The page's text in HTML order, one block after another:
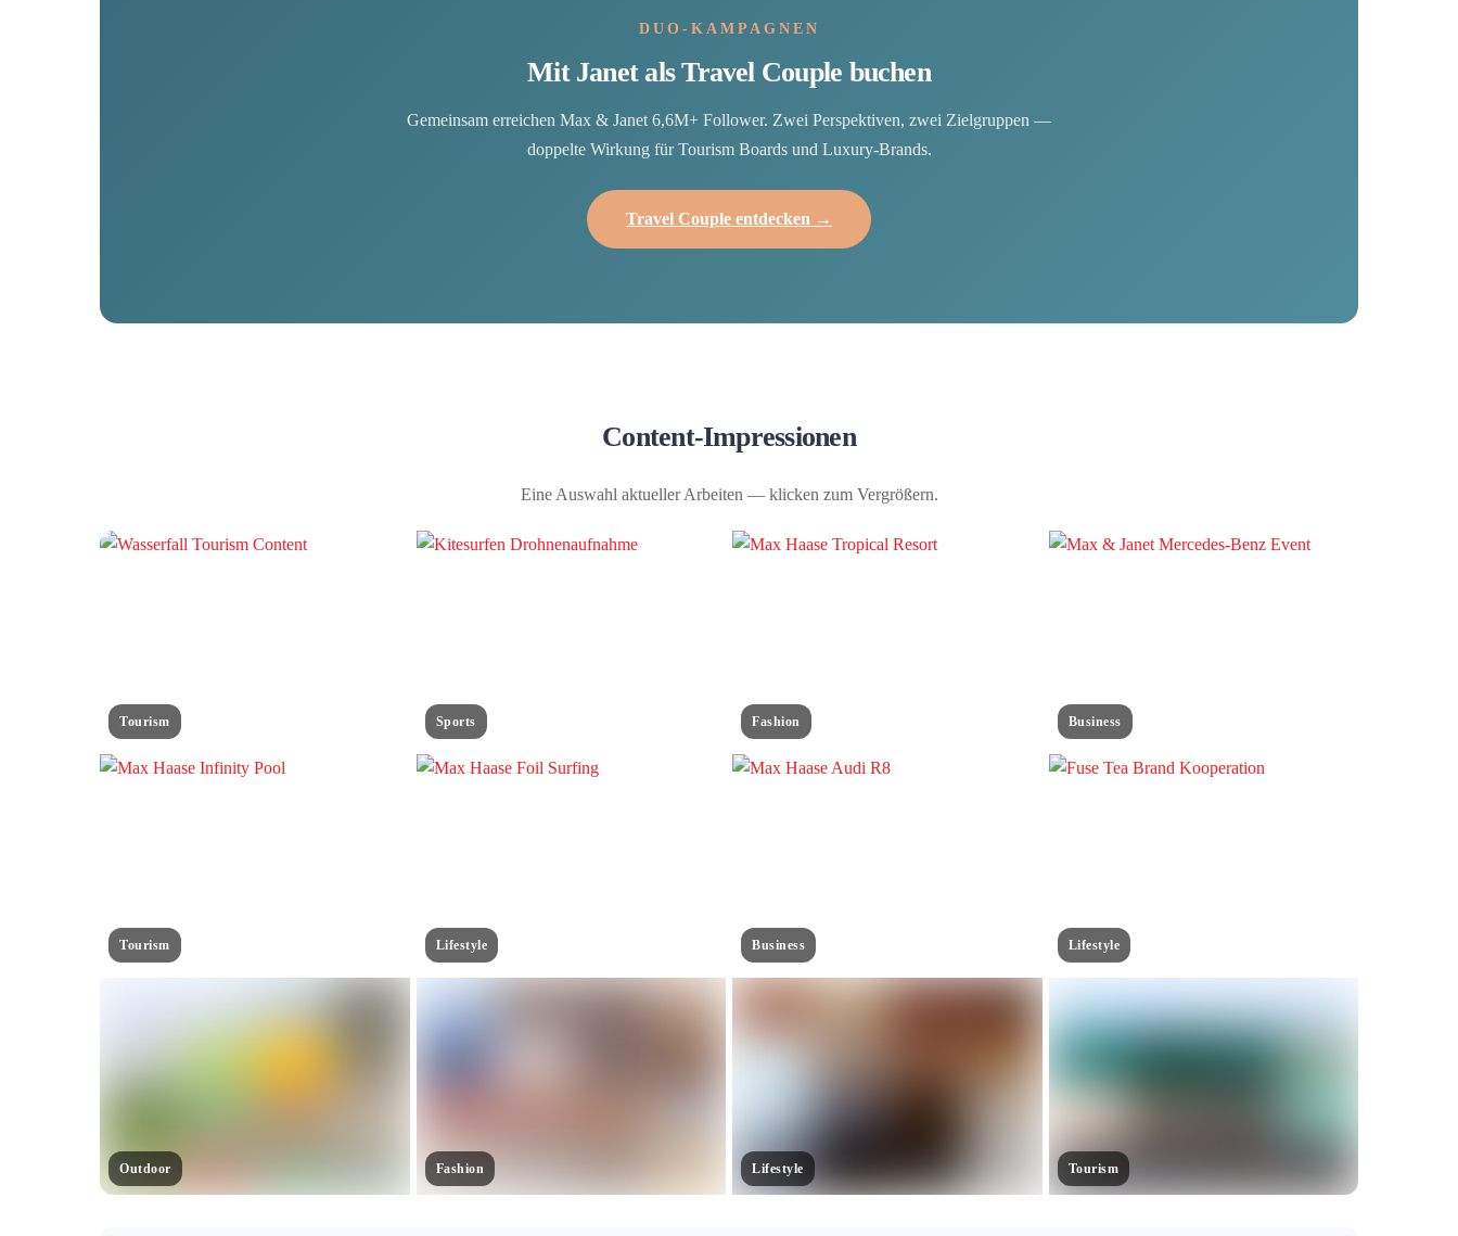
DUO-KAMPAGNEN
Mit Janet als Travel Couple buchen
Gemeinsam erreichen Max & Janet 6,6M+ Follower. Zwei Perspektiven, zwei Zielgruppen —
doppelte Wirkung für Tourism Boards und Luxury-Brands.
Travel Couple entdecken →
Content-Impressionen
Eine Auswahl aktueller Arbeiten — klicken zum Vergrößern.
Tourism Sports Fashion Business
Tourism Lifestyle Business Lifestyle
Outdoor Fashion Lifestyle Tourism